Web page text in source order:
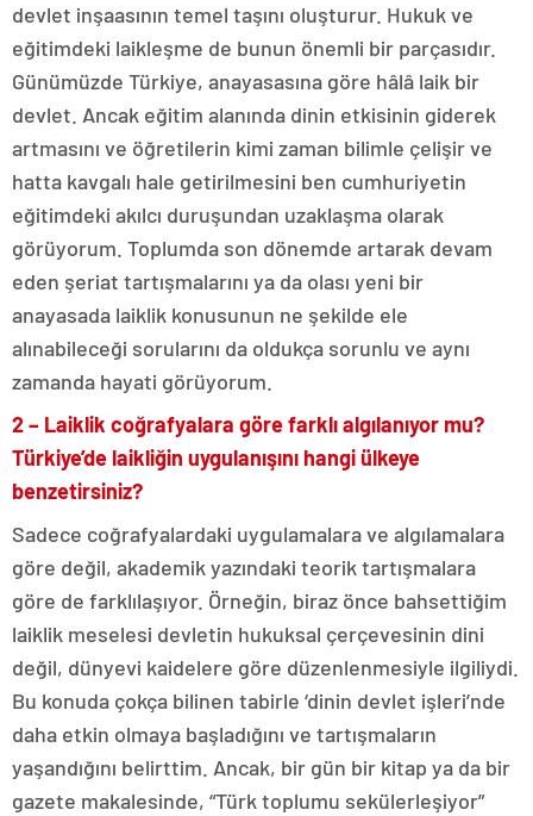
devlet inşaasının temel taşını oluşturur. Hukuk ve
eğitimdeki laikleşme de bunun önemli bir parçasıdır.
Günümüzde Türkiye, anayasasına göre hâlâ laik bir
devlet. Ancak eğitim alanında dinin etkisinin giderek
artmasını ve öğretilerin kimi zaman bilimle çelişir ve
hatta kavgalı hale getirilmesini ben cumhuriyetin
eğitimdeki akılcı duruşundan uzaklaşma olarak
görüyorum. Toplumda son dönemde artarak devam
eden şeriat tartışmalarını ya da olası yeni bir
anayasada laiklik konusunun ne şekilde ele
alınabileceği sorularını da oldukça sorunlu ve aynı
zamanda hayati görüyorum.
2 – Laiklik coğrafyalara göre farklı algılanıyor mu?
Türkiye’de laikliğin uygulanışını hangi ülkeye
benzetirsiniz?
Sadece coğrafyalardaki uygulamalara ve algılamalara
göre değil, akademik yazındaki teorik tartışmalara
göre de farklılaşıyor. Örneğin, biraz önce bahsettiğim
laiklik meselesi devletin hukuksal çerçevesinin dini
değil, dünyevi kaidelere göre düzenlenmesiyle ilgiliydi.
Bu konuda çokça bilinen tabirle ‘dinin devlet işleri’nde
daha etkin olmaya başladığını ve tartışmaların
yaşandığını belirttim. Ancak, bir gün bir kitap ya da bir
gazete makalesinde, “Türk toplumu sekülerleşiyor”